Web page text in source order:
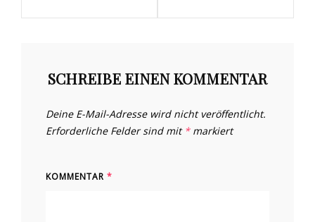
SCHREIBE EINEN KOMMENTAR
Deine E-Mail-Adresse wird nicht veröffentlicht.
Erforderliche Felder sind mit *markiert
KOMMENTAR *